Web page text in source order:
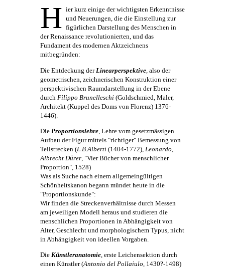
H ier kurz einige der wichtigsten Erkenntnisse
und Neuerungen, die die Einstellung zur
figürlichen Darstellung des Menschen in
der Renaissance revolutionierten, und das
Fundament des modernen Aktzeichnens
mitbegründen:
Die Entdeckung der Linearperspektive , also der
geometrischen, zeichnerischen Konstruktion einer
perspektivischen Raumdarstellung in der Ebene
durch Filippo Brunelleschi (Goldschmied, Maler,
Architekt (Kuppel des Doms von Florenz) 1376-
1446).
Die Proportionslehre , Lehre vom gesetzmässigen
Aufbau der Figur mittels "richtiger" Bemessung von
Teilstrecken (L.B.Alberti (1404-1772), Leonardo,
Albrecht Dürer , "Vier Bücher von menschlicher
Proportion", 1528)
Was als Suche nach einem allgemeingültigen
Schönheitskanon begann mündet heute in die
"Proportionskunde":
Wir finden die Streckenverhältnisse durch Messen
am jeweiligen Modell heraus und studieren die
menschlichen Proportionen in Abhängigkeit von
Alter, Geschlecht und morphologischem Typus, nicht
in Abhängigkeit von ideellen Vorgaben.
Die Künstleranatomie, erste Leichensektion durch
einen Künstler (Antonio del Pollaiulo, 1430?-1498)